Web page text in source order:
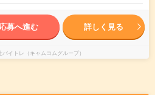
応募へ進む 詳しく見る
バイトレ（キャムコムグループ）